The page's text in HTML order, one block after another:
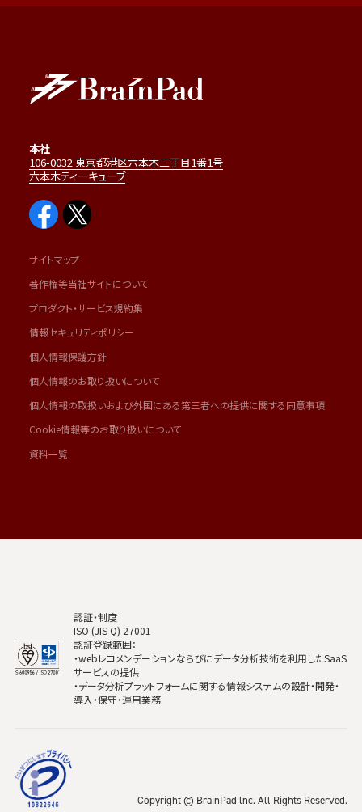
本社
106-0032 東京都港区六本木三丁目1番1号
六本木ティーキューブ
サイトマップ
著作権等当社サイトについて
プロダクト・サービス規約集
情報セキュリティポリシー
個人情報保護方針
個人情報のお取り扱いについて
個人情報の取扱いおよび外国にある第三者への提供に関する同意事項
Cookie情報等のお取り扱いについて
資料一覧
認証・制度
ISO (JIS Q) 27001
認証登録範囲：
・webレコメンデーションならびにデータ分析技術を利用したSaaS
サービスの提供
・データ分析プラットフォームに関する情報システムの設計・開発・
導入・保守・運用業務
Copyright © BrainPad lnc. All Rights Reserved.